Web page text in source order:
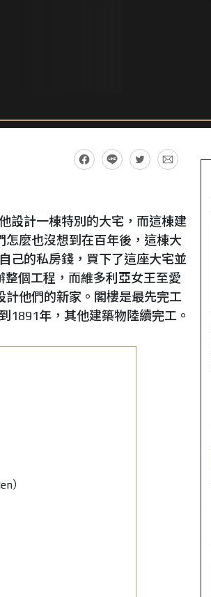
設計一棟特別的大宅，而這棟建
怎麼也沒想到在百年後，這棟大
己的私房錢，買下了這座大宅並
個工程，而維多利亞女王至愛
他們的新家。閣樓是最先完工
1891年，其他建築物陸續完工。
）